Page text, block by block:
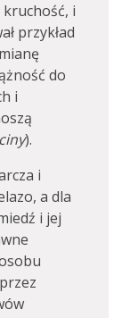
i
przykład
do
i
).
i
a dla
i jej